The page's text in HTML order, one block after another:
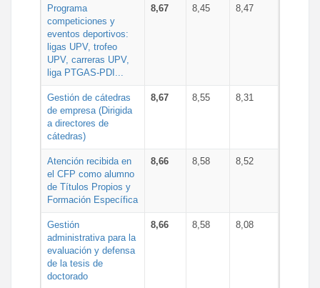
Programa
competiciones y
eventos deportivos:
ligas UPV, trofeo
UPV, carreras UPV,
liga PTGAS-PDI...
8,67 8,45 8,47
Gestión de cátedras
de empresa (Dirigida
a directores de
cátedras)
8,67 8,55 8,31
Atención recibida en
el CFP como alumno
de Títulos Propios y
Formación Específica
8,66 8,58 8,52
Gestión
administrativa para la
evaluación y defensa
de la tesis de
doctorado
8,66 8,58 8,08